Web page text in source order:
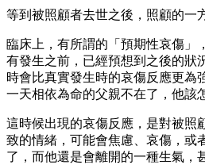
等到被照顧者去世之後，照顧的一
臨床上，有所謂的「預期性哀傷」
有發生之前，已經預想到之後的狀
時會比真實發生時的哀傷反應更為
一天相依為命的父親不在了，他該
這時候出現的哀傷反應，是對被照
致的情緒，可能會焦慮、哀傷，或
了，而他還是會離開的一種生氣，